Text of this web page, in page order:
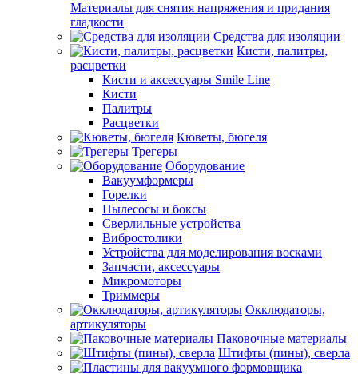
Материалы для снятия напряжения и придания
гладкости
Средства для изоляции
Кисти, палитры,
расцветки
Кисти и аксессуары Smile Line
Кисти
Палитры
Расцветки
Кюветы, бюгеля
Трегеры
Оборудование
Вакуумформеры
Горелки
Пылесосы и боксы
Сверлильные устройства
Вибростолики
Устройства для моделирования восками
Запчасти, аксессуары
Микромоторы
Триммеры
Окклюдаторы,
артикуляторы
Паковочные материалы
Штифты (пины), сверла